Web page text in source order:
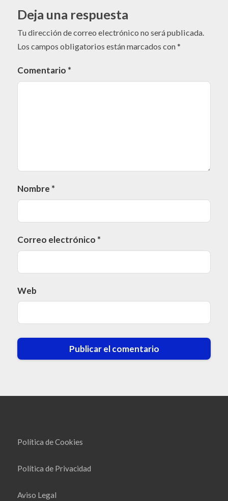
Deja una respuesta
Tu dirección de correo electrónico no será publicada.
Los campos obligatorios están marcados con*
Comentario *
Nombre *
Correo electrónico *
Web
Política de Cookies
Política de Privacidad
Aviso Legal